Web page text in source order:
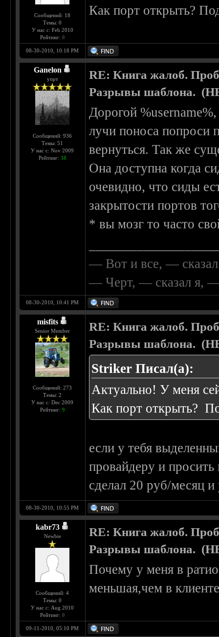
Сообщений: 18
Темы: 0
У нас с: Feb 2010
Рейтинг: 0
Как порт открыть?
08-30-2010, 10:18 PM
Ganelon
упрт
Сообщений: 936
Темы: 51
У нас с: Nov 2009
Рейтинг: 38
RE: Книга жалоб.
Разрывы шаблона.
Дорогой
лучи поноса попроси
вернуться. Так же
Она доступна когда
очевидно, что сиды
закрытости портов
* вы мозг то часто
— Вот и все, —
— Черт, — сказал я, —
08-30-2010, 10:41 PM
misfits
Senior Member
Сообщений: 273
Темы: 2
У нас с: Dec 2009
Рейтинг: 9
RE: Книга жалоб.
Разрывы шаблона.
Striker Писал(а):
Актуально! У меня
Как порт открыть?
если у тебя
провайдеру и
сделал 20 руб/месяц и
08-30-2010, 10:55 PM
kabr73
Newbie
Сообщений: 4
Темы: 0
У нас с: Aug 2010
Рейтинг: 0
RE: Книга жалоб.
Разрывы шаблона.
Почему у меня в
меньшая,чем в
09-11-2010, 05:10 PM